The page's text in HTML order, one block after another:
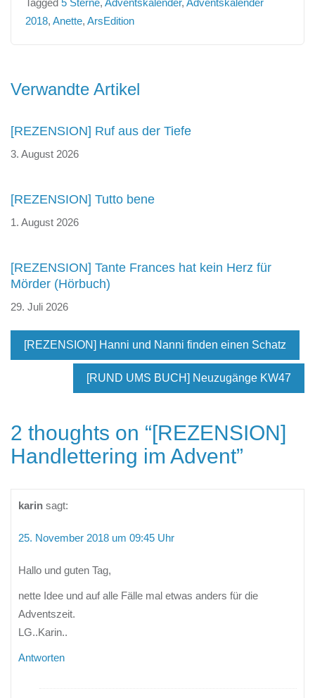
Tagged 5 Sterne, Adventskalender, Adventskalender
2018, Anette, ArsEdition
Verwandte Artikel
[REZENSION] Ruf aus der Tiefe
3. August 2026
[REZENSION] Tutto bene
1. August 2026
[REZENSION] Tante Frances hat kein Herz für
Mörder (Hörbuch)
29. Juli 2026
Beitragsnavigation
[REZENSION] Hanni und Nanni finden einen Schatz
[RUND UMS BUCH] Neuzugänge KW47
2 thoughts on “[REZENSION]
Handlettering im Advent”
karin sagt:
25. November 2018 um 09:45 Uhr
Hallo und guten Tag,
nette Idee und auf alle Fälle mal etwas anders für die
Adventszeit.
LG..Karin..
Antworten